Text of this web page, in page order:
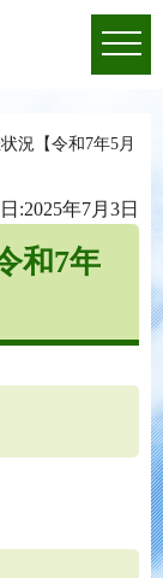
況【令和7年5月
:2025年7月3日
和7年